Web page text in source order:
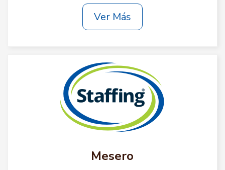
Ver Más
Mesero